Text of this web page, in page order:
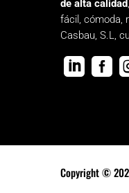
de alta calidad
fácil, cómoda,
Casbau, S.L,
 
Copyright ©